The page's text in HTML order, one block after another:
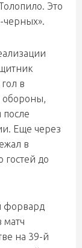
Это
черных».
в
обороны,
после
Еще через
в
гостей до
форвард
матч
на 39-й